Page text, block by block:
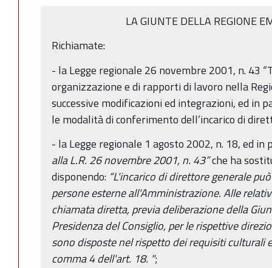
LA GIUNTE DELLA REGIONE
Richiamate:
- la Legge regionale 26 novembre 2001, n. 43
organizzazione e di rapporti di lavoro nella
successive modificazioni ed integrazioni, ed in
le modalità di conferimento dell’incarico di
- la Legge regionale 1 agosto 2002, n. 18, ed in
alla L.R. 26 novembre 2001, n. 43”che ha
disponendo: “L'incarico di direttore generale
persone esterne all'Amministrazione. Alle
chiamata diretta, previa deliberazione della
Presidenza del Consiglio, per le rispettive
sono disposte nel rispetto dei requisiti culturali
comma 4 dell'art. 18. ";